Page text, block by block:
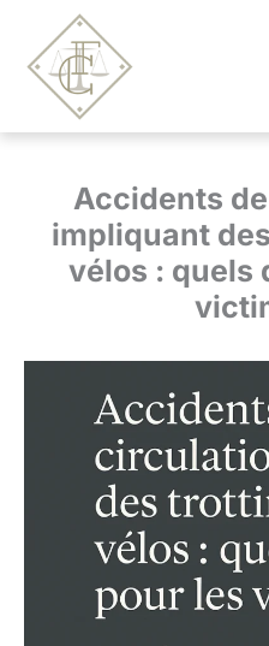
contenu
Accidents
impliquant
vélos : quels